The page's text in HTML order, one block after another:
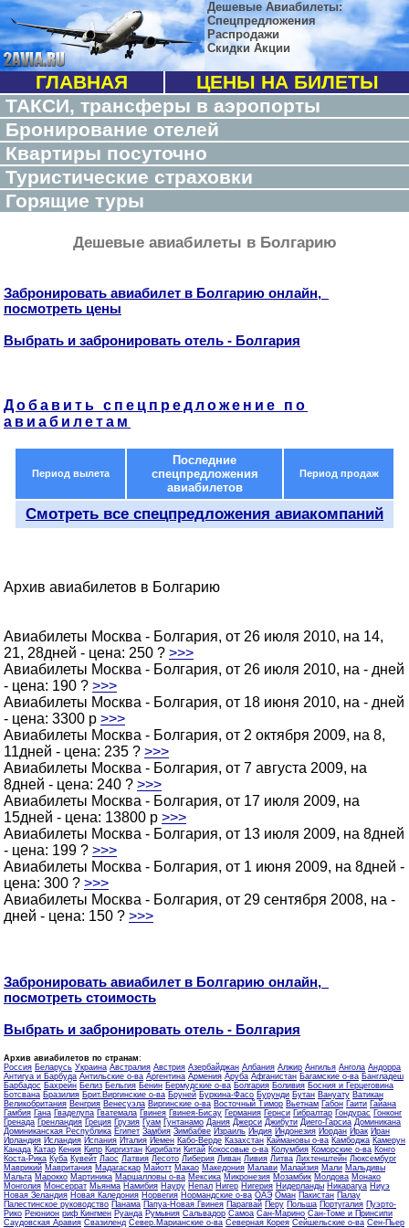
Дешевые Авиабилеты:
Спецпредложения
Распродажи
Скидки Акции
ГЛАВНАЯ
ЦЕНЫ НА БИЛЕТЫ
ТАКСИ, трансферы в аэропорты
Бронирование отелей
Квартиры посуточно
Туристические страховки
Горящие туры
Дешевые авиабилеты в Болгарию
Забронировать авиабилет в Болгарию онлайн,
посмотреть цены
Выбрать и забронировать отель - Болгария
Добавить спецпредложение по
авиабилетам
Период вылета
Последние
спецпредложения
авиабилетов
Период продаж
Смотреть все спецпредложения авиакомпаний
Архив авиабилетов в Болгарию
Авиабилеты Москва - Болгария, от 26 июля 2010, на 14,
21, 28дней - цена: 250 ? >>>
Авиабилеты Москва - Болгария, от 26 июля 2010, на - дней
- цена: 190 ? >>>
Авиабилеты Москва - Болгария, от 18 июня 2010, на - дней
- цена: 3300 p >>>
Авиабилеты Москва - Болгария, от 2 октября 2009, на 8,
11дней - цена: 235 ? >>>
Авиабилеты Москва - Болгария, от 7 августа 2009, на
8дней - цена: 240 ? >>>
Авиабилеты Москва - Болгария, от 17 июля 2009, на
15дней - цена: 13800 p >>>
Авиабилеты Москва - Болгария, от 13 июля 2009, на 8дней
- цена: 199 ? >>>
Авиабилеты Москва - Болгария, от 1 июня 2009, на 8дней -
цена: 300 ? >>>
Авиабилеты Москва - Болгария, от 29 сентября 2008, на -
дней - цена: 150 ? >>>
Забронировать авиабилет в Болгарию онлайн,
посмотреть стоимость
Выбрать и забронировать отель - Болгария
Архив авиабилетов по странам:
Россия Беларусь Украина Австралия Австрия Азербайджан Албания Алжир Ангилья Ангола Андорра
Антигуа и Барбуда Антильские о-ва Аргентина Армения Аруба Афганистан Багамские о-ва Бангладеш
Барбадос Бахрейн Белиз Бельгия Бенин Бермудские о-ва Болгария Боливия Босния и Герцеговина
Ботсвана Бразилия Брит.Виргинские о-ва Бруней Буркина-Фасо Бурунди Бутан Вануату Ватикан
Великобритания Венгрия Венесуэла Виргинские о-ва Восточный Тимор Вьетнам Габон Гаити Гайана
Гамбия Гана Гваделупа Гватемала Гвинея Гвинея-Бисау Германия Гернси Гибралтар Гондурас Гонконг
Гренада Гренландия Греция Грузия Гуам Гунтанамо Дания Джерси Джибути Диего-Гарсиа Доминикана
Доминиканская Республика Египет Замбия Зимбабве Израиль Индия Индонезия Иордан Ирак Иран
Ирландия Исландия Испания Италия Йемен Кабо-Верде Казахстан Каймановы о-ва Камбоджа Камерун
Канада Катар Кения Кипр Киргизтан Кирибати Китай Кокосовые о-ва Колумбия Коморские о-ва Конго
Коста-Рика Куба Кувейт Лаос Латвия Лесото Либерия Ливан Ливия Литва Лихтенштейн Люксембург
Маврикий Мавритания Мадагаскар Майотт Макао Македония Малави Малайзия Мали Мальдивы
Мальта Марокко Мартиника Маршалловы о-ва Мексика Микронезия Мозамбик Молдова Монако
Монголия Монсеррат Мьянма Намибия Науру Непал Нигер Нигерия Нидерланды Никарагуа Ниуэ
Новая Зеландия Новая Каледония Норвегия Нормандские о-ва ОАЭ Оман Пакистан Палау
Палестинское руководство Панама Папуа-Новая Гвинея Парагвай Перу Польша Португалия Пуэрто-
Рико Реюнион риф Кингмен Руанда Румыния Сальвадор Самоа Сан-Марино Сан-Томе и Принсипи
Саудовская Аравия Свазиленд Север.Марианские о-ва Северная Корея Сейшельские о-ва Сен-Пьер